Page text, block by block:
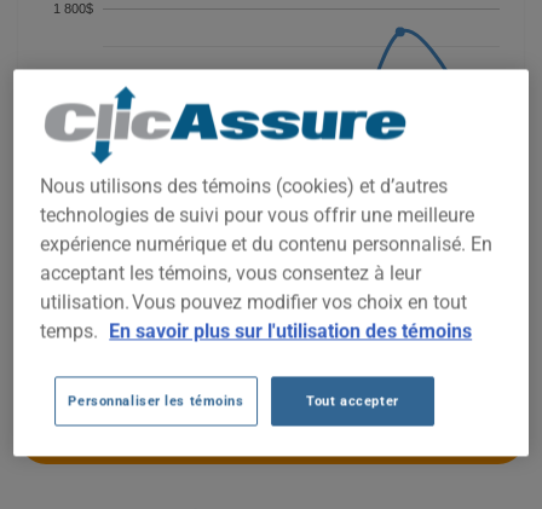
2021 2022 2023 2024 2025 2026
1 000$
1 200$
1 400$
1 800$
OBTENEZ UNE ASSURANCE À BAS PRIX POUR VOTRE KIA SPORTAGE
Nous utilisons des témoins (cookies) et d’autres
technologies de suivi pour vous offrir une meilleure
expérience numérique et du contenu personnalisé. En
acceptant les témoins, vous consentez à leur
utilisation. Vous pouvez modifier vos choix en tout
temps. En savoir plus sur l'utilisation des témoins
Personnaliser les témoins Tout accepter